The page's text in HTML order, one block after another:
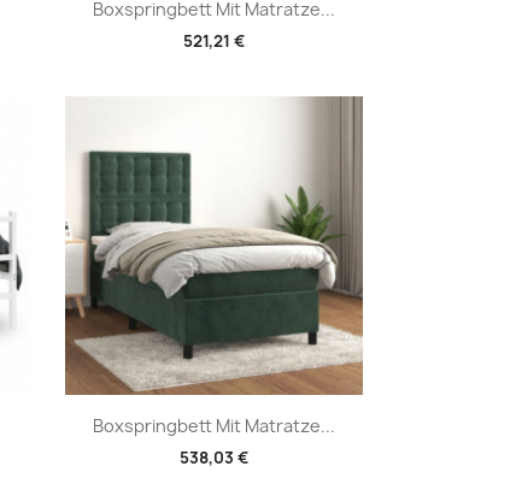
Boxspringbett Mit Matratze...
521,21 €
Vorschau
Boxspringbett Mit Matratze...
538,03 €
Vorschau